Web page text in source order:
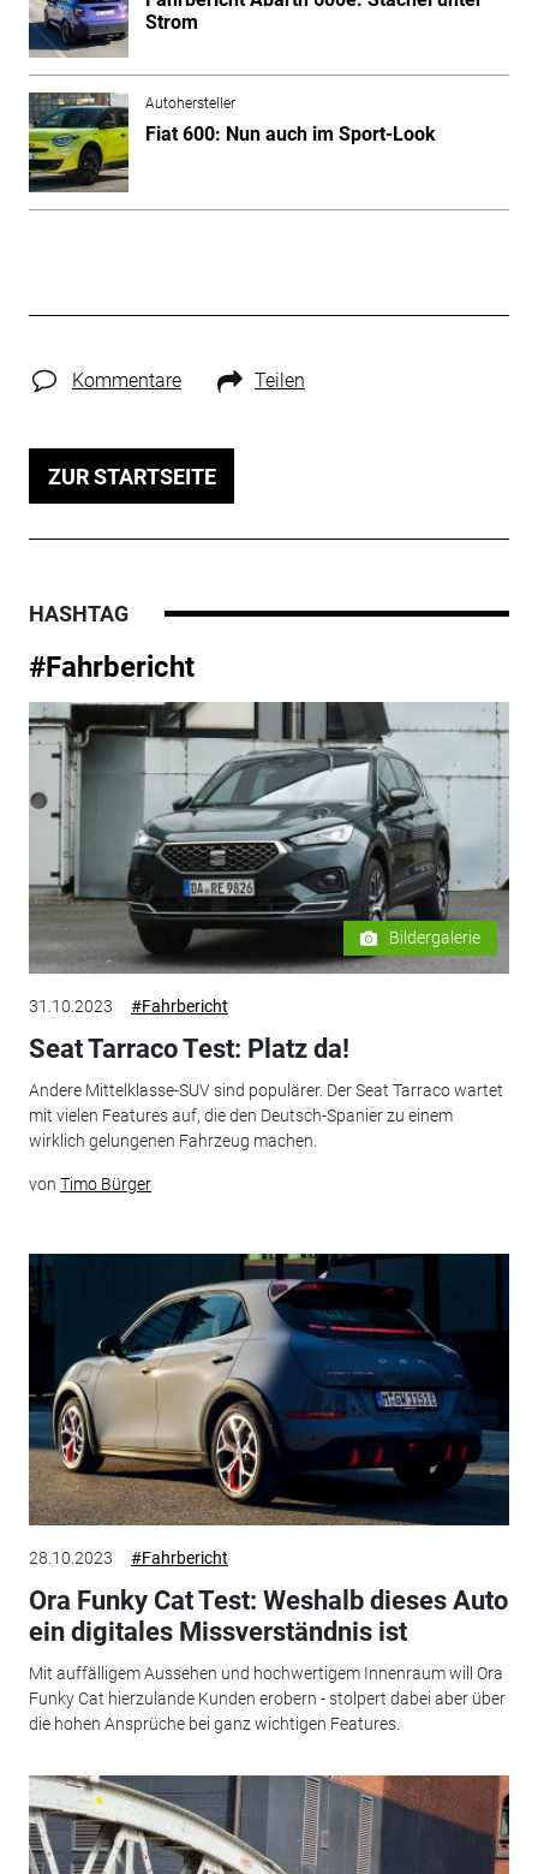
Strom
Autohersteller
Fiat 600: Nun auch im Sport-Look
Kommentare Teilen
ZUR STARTSEITE
HASHTAG
#Fahrbericht
Bildergalerie
31.10.2023 #Fahrbericht
Seat Tarraco Test: Platz da!
Andere Mittelklasse-SUV sind populärer. Der Seat Tarraco wartet
mit vielen Features auf, die den Deutsch-Spanier zu einem
wirklich gelungenen Fahrzeug machen.
von Timo Bürger
28.10.2023 #Fahrbericht
Ora Funky Cat Test: Weshalb dieses Auto
ein digitales Missverständnis ist
Mit auffälligem Aussehen und hochwertigem Innenraum will Ora
Funky Cat hierzulande Kunden erobern - stolpert dabei aber über
die hohen Ansprüche bei ganz wichtigen Features.